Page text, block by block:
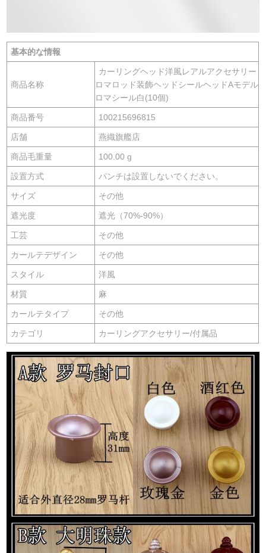
リーズシリーズシリ
ズシリーズシリーズ
基本的な情報
商品名称
カーリングヘッド洋風レアルアクセサリー
ロマロッド装飾ヘッドシールヘッドAモデル
ロマシール白(10個)
商品番号 100215696815
店舗 燕織旗艦店
商品毛重量 100.00 g
設置方式 パンチは設置しないでください。
サイズ その他
遮光度 遮光（70%-90%）
工芸 その他
カールテデザイン その他
スタイル 洋風
材質 麻
カールテタイプ その他
カテゴリ カーリングアクセサリー/付属品